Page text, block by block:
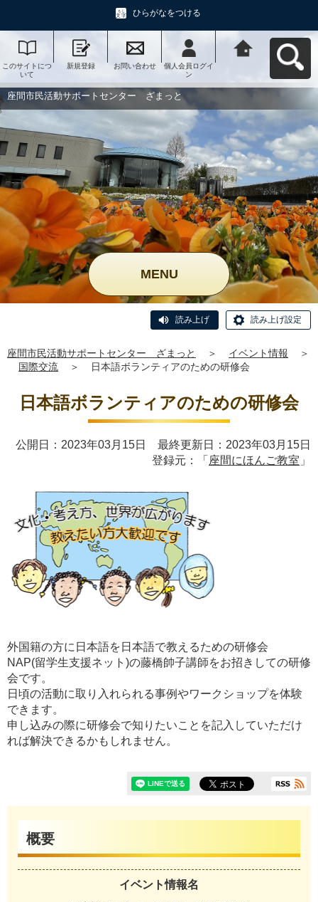
ひらがなをつける
このサイトにつ
いて
新規登録 お問い合わせ
個人会員ログイ
ン
ー ざまっとへ
座間市民活動サポートセンター ざまっと
MENU
読み上げ 読み上げ設定
座間市民活動サポートセンター ざまっと ＞ イベント情報
＞
国際交流
＞ 日本語ボランティアのための研修会
日本語ボランティアのための研修会
公開日：2023年03月15日 最終更新日：2023年03月15日
登録元：「 座間にほんご教室 」
外国籍の方に日本語を日本語で教えるための研修会
NAP(留学生支援ネット)の藤橋帥子講師をお招きしての研修
会です。
日頃の活動に取り入れられる事例やワークショップを体験
できます。
申し込みの際に研修会で知りたいことを記入していただけ
れば解決できるかもしれません。
概要
イベント情報名